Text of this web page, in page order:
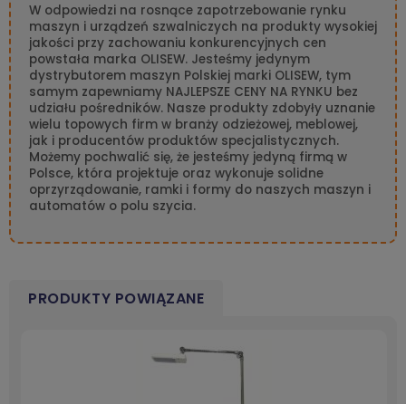
W odpowiedzi na rosnące zapotrzebowanie rynku
maszyn i urządzeń szwalniczych na produkty wysokiej
jakości przy zachowaniu konkurencyjnych cen
powstała marka OLISEW. Jesteśmy jedynym
dystrybutorem maszyn Polskiej marki OLISEW, tym
samym zapewniamy NAJLEPSZE CENY NA RYNKU bez
udziału pośredników. Nasze produkty zdobyły uznanie
wielu topowych firm w branży odzieżowej, meblowej,
jak i producentów produktów specjalistycznych.
Możemy pochwalić się, że jesteśmy jedyną firmą w
Polsce, która projektuje oraz wykonuje solidne
oprzyrządowanie, ramki i formy do naszych maszyn i
automatów o polu szycia.
PRODUKTY POWIĄZANE